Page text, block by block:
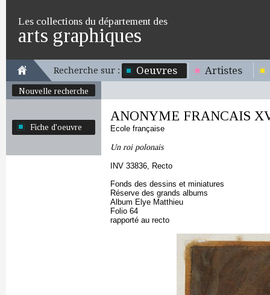
Les collections du département des
arts graphiques
Recherche sur : Oeuvres Artistes
Nouvelle recherche
Fiche d'oeuvre
ANONYME FRANCAIS
Ecole française
Un roi polonais
INV 33836, Recto
Fonds des dessins et miniatures
Réserve des grands albums
Album Elye Matthieu
Folio 64
rapporté au recto